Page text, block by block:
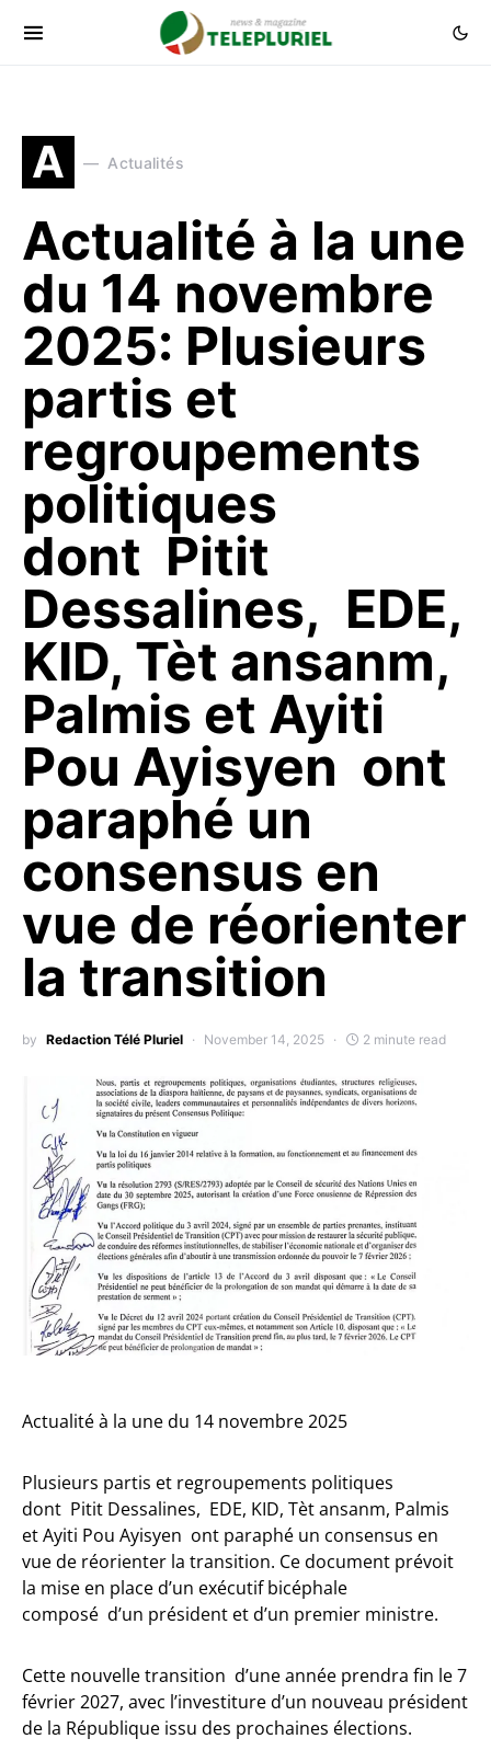
A Actualités
Actualité à la une
du 14 novembre
2025: Plusieurs
partis et
regroupements
politiques
dont Pitit
Dessalines, EDE,
KID, Tèt ansanm,
Palmis et Ayiti
Pou Ayisyen ont
paraphé un
consensus en
vue de réorienter
la transition
by Redaction Télé Pluriel November 14, 2025 2 minute read
Actualité à la une du 14 novembre 2025
Plusieurs partis et regroupements politiques
dont Pitit Dessalines, EDE, KID, Tèt ansanm, Palmis
et Ayiti Pou Ayisyen ont paraphé un consensus en
vue de réorienter la transition. Ce document prévoit
la mise en place d’un exécutif bicéphale
composé d’un président et d’un premier ministre.
Cette nouvelle transition d’une année prendra fin le 7
février 2027, avec l’investiture d’un nouveau président
de la République issu des prochaines élections.